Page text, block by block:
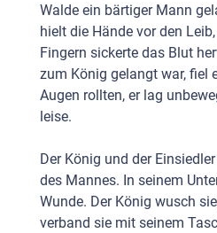
Walde ein bärtiger Mann
hielt die Hände vor den
Fingern sickerte das Blut
zum König gelangt war, fiel
Augen rollten, er lag
leise.
Der König und der
des Mannes. In seinem
Wunde. Der König wusch
verband sie mit seinem